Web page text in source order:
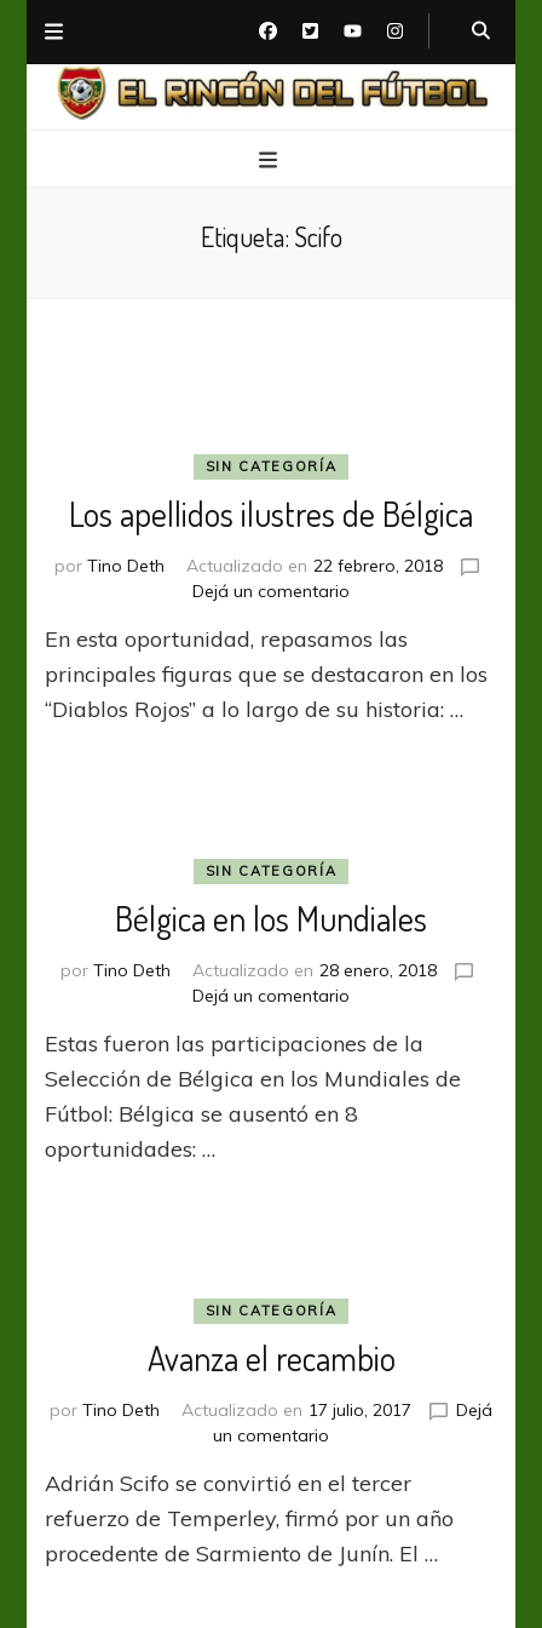
Etiqueta: Scifo
SIN CATEGORÍA
Los apellidos ilustres de Bélgica
por Tino Deth Actualizado en 22 febrero, 2018
Dejá un comentario
apellidos
ilustres
Bélgica
En esta oportunidad, repasamos las
principales figuras que se destacaron en los
“Diablos Rojos” a lo largo de su historia: …
SIN CATEGORÍA
Bélgica en los Mundiales
por Tino Deth Actualizado en 28 enero, 2018
Dejá un comentario
en
los
Estas fueron las participaciones de la
Selección de Bélgica en los Mundiales de
Fútbol: Bélgica se ausentó en 8
oportunidades: …
SIN CATEGORÍA
Avanza el recambio
por Tino Deth Actualizado en 17 julio, 2017
Dejá
un comentario
el
recambio
Adrián Scifo se convirtió en el tercer
refuerzo de Temperley, firmó por un año
procedente de Sarmiento de Junín. El …